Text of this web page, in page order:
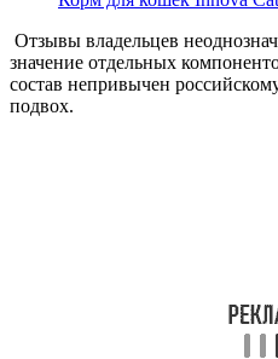
Отзывы владельцев
значение отдельных
состав непривычен
подвох.